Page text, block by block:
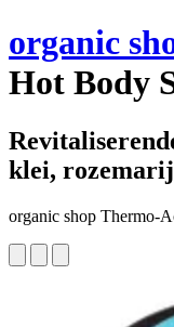
organic
Hot Body
klei,
organic shop Thermo-